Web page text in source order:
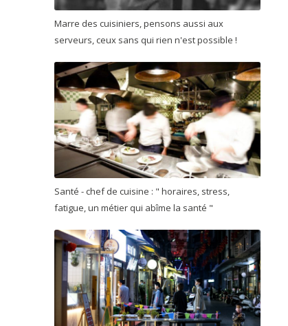
Marre des cuisiniers, pensons aussi aux
serveurs, ceux sans qui rien n'est possible !
Santé - chef de cuisine : " horaires, stress,
fatigue, un métier qui abîme la santé "